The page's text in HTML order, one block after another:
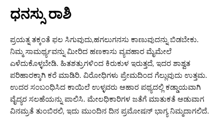
ಧನಸ್ಸು ರಾಶಿ
ಪ್ರಯತ್ನ ತಕ್ಕಂತೆ ಫಲ ಸಿಗುವುದು,ಹಗಲುಗನಸು ಕಾಣುವುದನ್ನು ಬಿಡಬೇಕು.
ನಿಮ್ಮ ಸಾಮರ್ಥ್ಯವನ್ನು ಮೀರಿದ ಹಣಕಾಸು ವ್ಯವಹಾರ ಮೈಮೇಲೆ
ಎಳೆದುಕೊಳ್ಳಬೇಡಿ. ಹಿತಶತ್ರುಗಳಿಂದ ಕಿರುಕುಳ ಇರುತ್ತದೆ, ಇದರ ಶಾಶ್ವತ
ಪರಿಹಾರಕ್ಕಾಗಿ ಕರೆ ಮಾಡಿರಿ. ವಿರೋಧಿಗಳು ಪ್ರೇಮದಿಂದ ಗೆಲ್ಲುವುದು ಉತ್ತಮ.
ಉದರ ಸಂಬಂಧಿಸಿದ ಕಾಯಿಲೆ ಉಳ್ಳವರು ಆಹಾರ ಪಥ್ಯದಲ್ಲಿ ಕಡ್ಡಾಯವಾಗಿ
ವೈದ್ಯರ ಸಲಹೆಯನ್ನು ಪಾಲಿಸಿ. ಮೇಲಧಿಕಾರಿಗಳ ಜತೆಗೆ ಮಾತುಕತೆ ಆಡುವಾಗ
ವಿನಮ್ರತೆ ತುಂಬಿರಲಿ, ಇದು ಮುಂದಿನ ದಿನ ಪ್ರಮೋಷನ್ ಭಾಗ್ಯ ನಿಮ್ಮದಾಗಲಿದೆ.